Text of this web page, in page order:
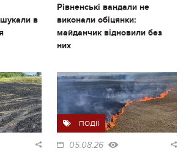
в
Рівненські вандали не
виконали обіцянки:
майданчик відновили без
них
ПОДІЇ
05.08.26